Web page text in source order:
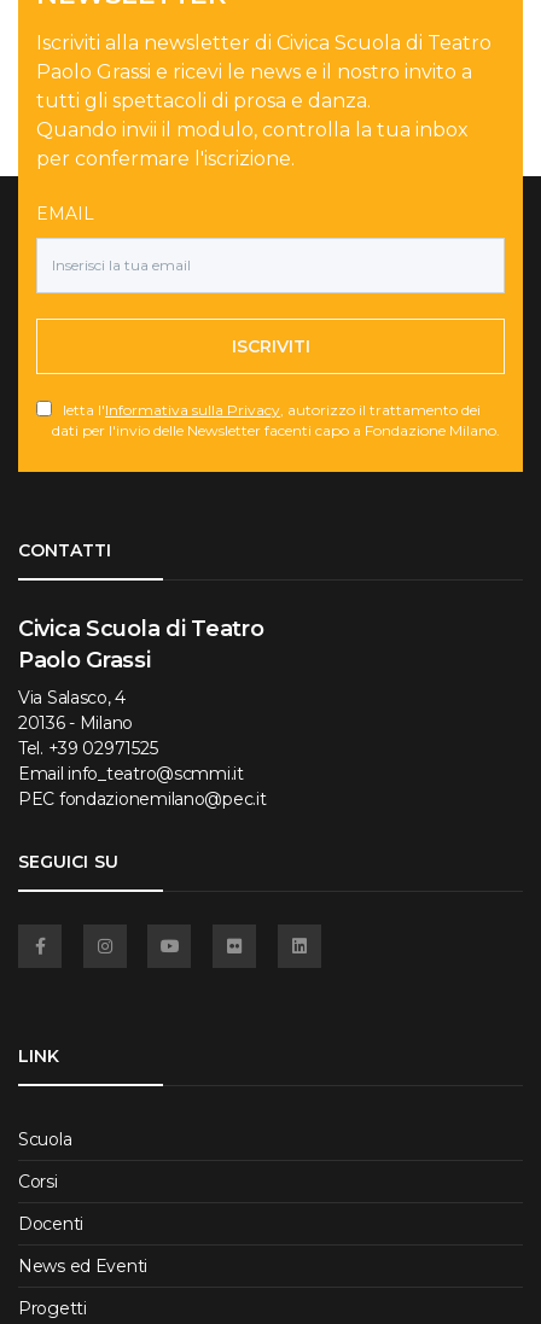
Iscriviti alla newsletter di Civica Scuola di Teatro
Paolo Grassi e ricevi le news e il nostro invito a
tutti gli spettacoli di prosa e danza.
Quando invii il modulo, controlla la tua inbox
per confermare l'iscrizione.
EMAIL
ISCRIVITI
letta l'Informativa sulla Privacy, autorizzo il trattamento dei
dati per l'invio delle Newsletter facenti capo a Fondazione Milano.
CONTATTI
Civica Scuola di Teatro
Paolo Grassi
Via Salasco, 4
20136 - Milano
Tel. +39 02971525
Email info_teatro@scmmi.it
PEC fondazionemilano@pec.it
SEGUICI SU
LINK
Scuola
Corsi
Docenti
News ed Eventi
Progetti